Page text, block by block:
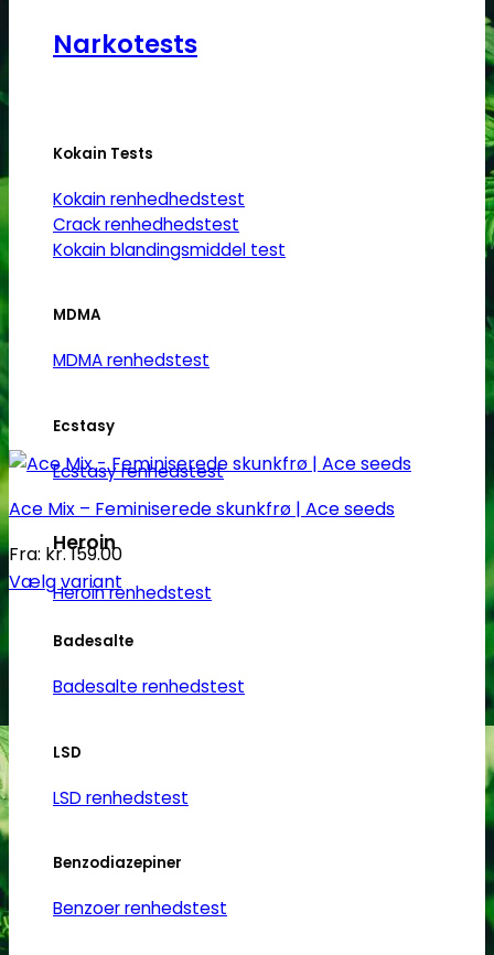
Narkotests
Kokain Tests
Kokain renhedhedstest
Crack renhedhedstest
Kokain blandingsmiddel test
MDMA
MDMA renhedstest
Ecstasy
Ecstasy renhedstest
Heroin
Heroin renhedstest
Badesalte
Badesalte renhedstest
LSD
LSD renhedstest
Benzodiazepiner
Benzoer renhedstest
Mulighederne
vælges
på
varesiden
Ace Mix – Feminiserede skunkfrø | Ace seeds
Fra: kr.159.00
Vælg variant
Dette
har
Mulighederne
kan
vælges
på
varesiden